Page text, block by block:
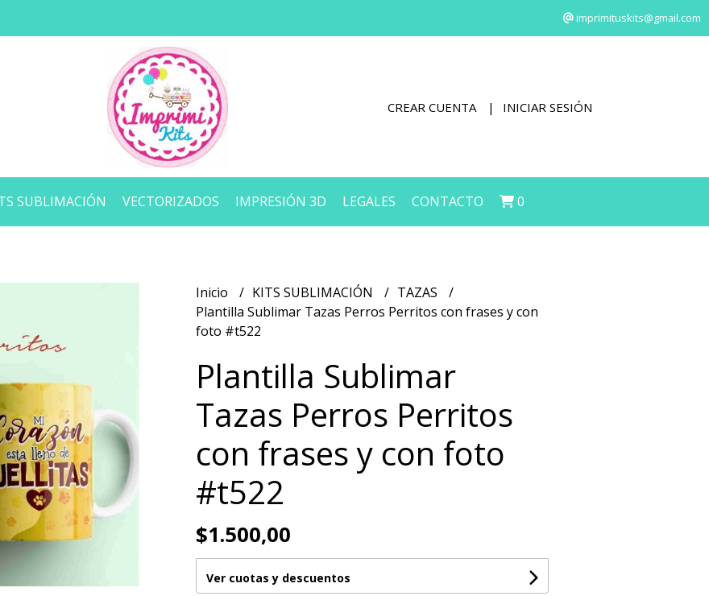
imprimituskits@gmail.com
CREAR CUENTA INICIAR SESIÓN
SUBLIMACIÓN VECTORIZADOS IMPRESIÓN 3D LEGALES CONTACTO 0
Inicio KITS SUBLIMACIÓN
TAZAS
Plantilla Sublimar Tazas Perros Perritos con frases y con
foto #t522
Plantilla Sublimar
Tazas Perros Perritos
con frases y con foto
#t522
$1.500,00
Ver cuotas y descuentos